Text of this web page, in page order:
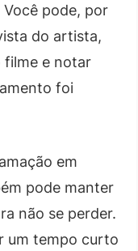
pode, por
do artista,
filme e notar
foi
em
pode manter
não se perder.
um tempo curto